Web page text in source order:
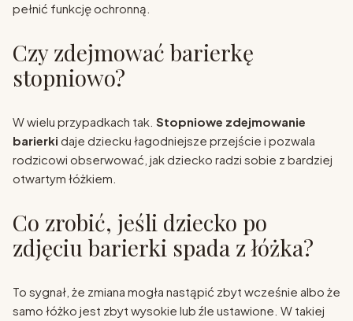
pełnić funkcję ochronną.
Czy zdejmować barierkę
stopniowo?
W wielu przypadkach tak. Stopniowe zdejmowanie
barierki daje dziecku łagodniejsze przejście i pozwala
rodzicowi obserwować, jak dziecko radzi sobie z bardziej
otwartym łóżkiem.
Co zrobić, jeśli dziecko po
zdjęciu barierki spada z łóżka?
To sygnał, że zmiana mogła nastąpić zbyt wcześnie albo że
samo łóżko jest zbyt wysokie lub źle ustawione. W takiej